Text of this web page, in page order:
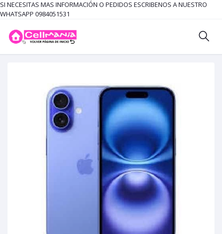
SI NECESITAS MAS INFORMACIÓN O PEDIDOS ESCRIBENOS A NUESTRO
WHATSAPP 0984051531